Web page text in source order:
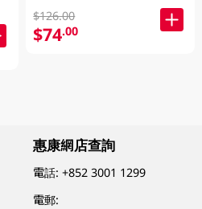
$126.00
$74.00
惠康網店查詢
電話:+852 3001 1299
電郵: